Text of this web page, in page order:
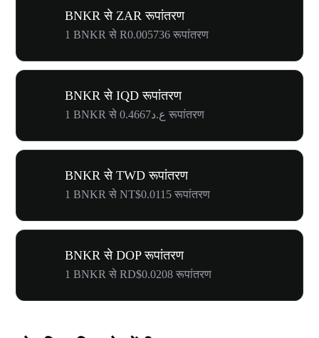
BNKR से ZAR रूपांतरण
1 BNKR से R0.005736 रूपांतरण
BNKR से IQD रूपांतरण
1 BNKR से ع.د0.4667 रूपांतरण
BNKR से TWD रूपांतरण
1 BNKR से NT$0.0115 रूपांतरण
BNKR से DOP रूपांतरण
1 BNKR से RD$0.0208 रूपांतरण